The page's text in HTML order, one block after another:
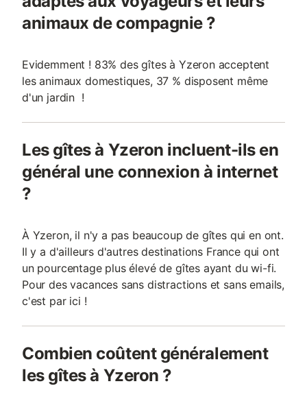
animaux de compagnie ?
Evidemment ! 83% des gîtes à Yzeron acceptent
les animaux domestiques, 37 % disposent même
d'un jardin !
Les gîtes à Yzeron incluent-ils en
général une connexion à internet
?
À Yzeron, il n'y a pas beaucoup de gîtes qui en ont.
Il y a d'ailleurs d'autres destinations France qui ont
un pourcentage plus élevé de gîtes ayant du wi-fi.
Pour des vacances sans distractions et sans emails,
c'est par ici !
Combien coûtent généralement
les gîtes à Yzeron ?